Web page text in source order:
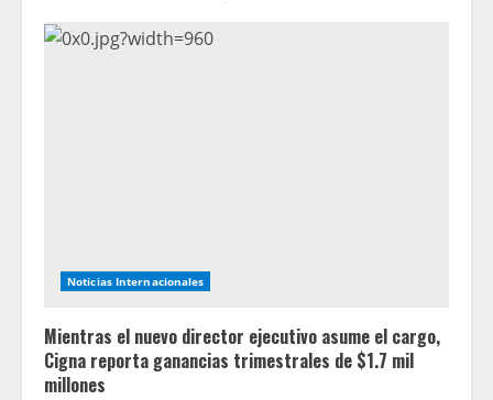
Noticias Internacionales
Mientras el nuevo director ejecutivo asume el cargo,
Cigna reporta ganancias trimestrales de $1.7 mil
millones